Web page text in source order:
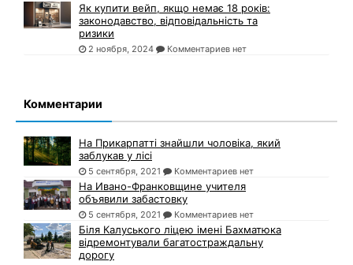
Як купити вейп, якщо немає 18 років:
законодавство, відповідальність та
ризики
2 ноября, 2024 Комментариев нет
Комментарии
На Прикарпатті знайшли чоловіка, який
заблукав у лісі
5 сентября, 2021 Комментариев нет
На Ивано-Франковщине учителя
объявили забастовку
5 сентября, 2021 Комментариев нет
Біля Калуського ліцею імені Бахматюка
відремонтували багатостраждальну
дорогу